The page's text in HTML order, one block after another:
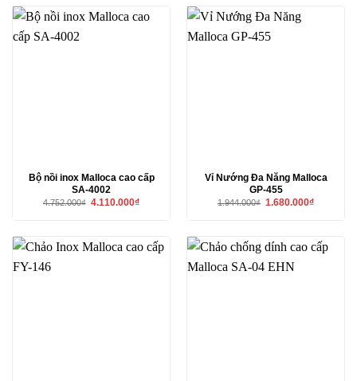
Bộ nồi inox Malloca cao cấp
SA-4002
4.752.000₫ Giá
4.110.000₫Giá
Vỉ Nướng Đa Năng Malloca
GP-455
1.944.000₫ Giá
1.680.000₫Giá